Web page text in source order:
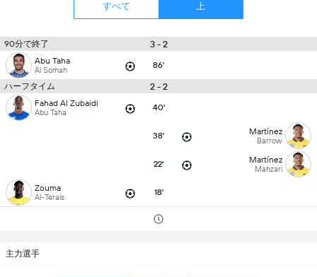
すべて 上
90分で終了 3 - 2
Abu Taha
Al Somah 86'
ハーフタイム 2 - 2
Fahad Al Zubaidi
Abu Taha 40'
38' Martínez
Barrow
22' Martínez
Mahzari
Zouma
Al-Terais 18'
主力選手